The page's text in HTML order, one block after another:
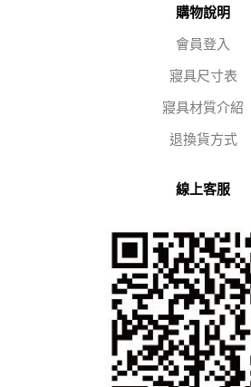
購物說明
會員登入
寢具尺寸表
寢具材質介紹
退換貨方式
線上客服